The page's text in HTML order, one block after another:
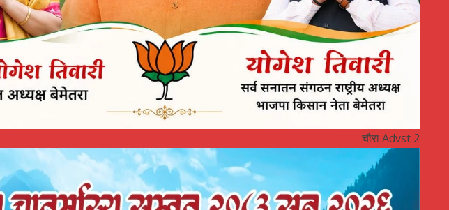
चौरा Advst 2